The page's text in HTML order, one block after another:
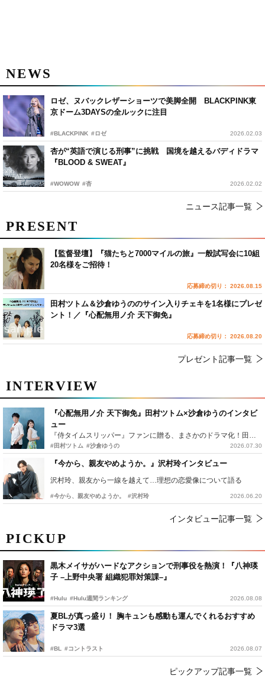
NEWS
ロゼ、ヌバックレザーショーツで美脚全開 BLACKPINK東
京ドーム3DAYSの全ルックに注目
#BLACKPINK #ロゼ 2026.02.03
杏が“英語で演じる刑事”に挑戦 国境を越えるバディドラマ
『BLOOD & SWEAT』
#WOWOW #杏 2026.02.02
ニュース記事一覧
PICKUP
黒木メイサがハードなアクションで刑事役を熱演！『八神瑛
子 –上野中央署 組織犯罪対策課–』
#Hulu #Hulu週間ランキング 2026.08.08
夏BLが真っ盛り！ 胸キュンも感動も運んでくれるおすすめ
ドラマ3選
#BL #コントラスト 2026.08.07
ピックアップ記事一覧
INTERVIEW
『心配無用ノ介 天下御免』田村ツトム×沙倉ゆうのインタビ
ュー
『侍タイムスリッパー』ファンに贈る、まさかのドラマ化！田村ツトム×沙倉ゆうのが語る『心配無用ノ介』撮影秘話
#田村ツトム #沙倉ゆうの 2026.07.30
『今から、親友やめようか。』沢村玲インタビュー
沢村玲、親友から一線を越えて…理想の恋愛像について語る
#今から、親友やめようか。 #沢村玲 2026.06.20
インタビュー記事一覧
PRESENT
【監督登壇】『猫たちと7000マイルの旅』一般試写会に10組
20名様をご招待！
応募締め切り： 2026.08.15
田村ツトム＆沙倉ゆうののサイン入りチェキを1名様にプレゼ
ント！／『心配無用ノ介 天下御免』
応募締め切り： 2026.08.20
プレゼント記事一覧